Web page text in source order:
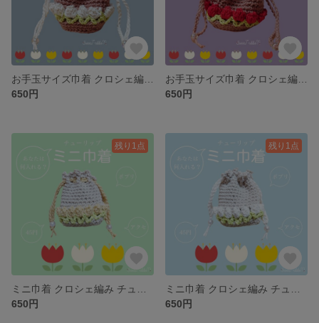
650円
650円
残り1点
650円
残り1点
650円